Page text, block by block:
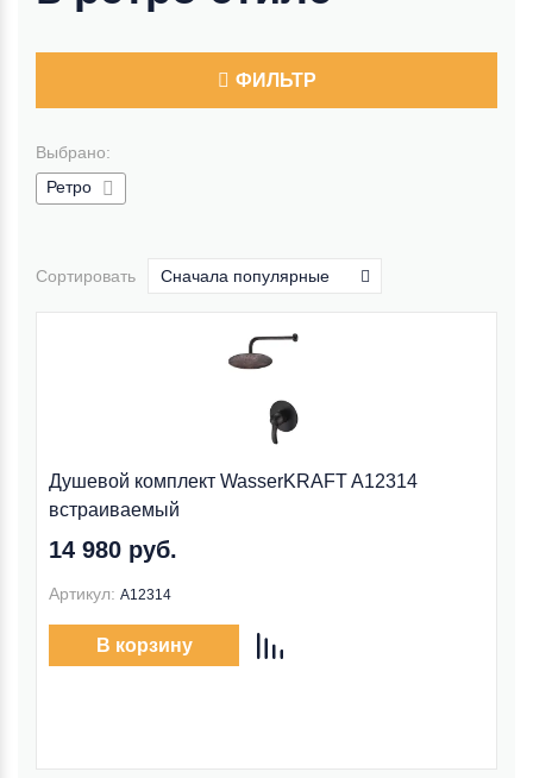
ФИЛЬТР
Выбрано:
Ретро
Сортировать Сначала популярные
Душевой комплект WasserKRAFT A12314
встраиваемый
14 980 руб.
Артикул: A12314
В корзину